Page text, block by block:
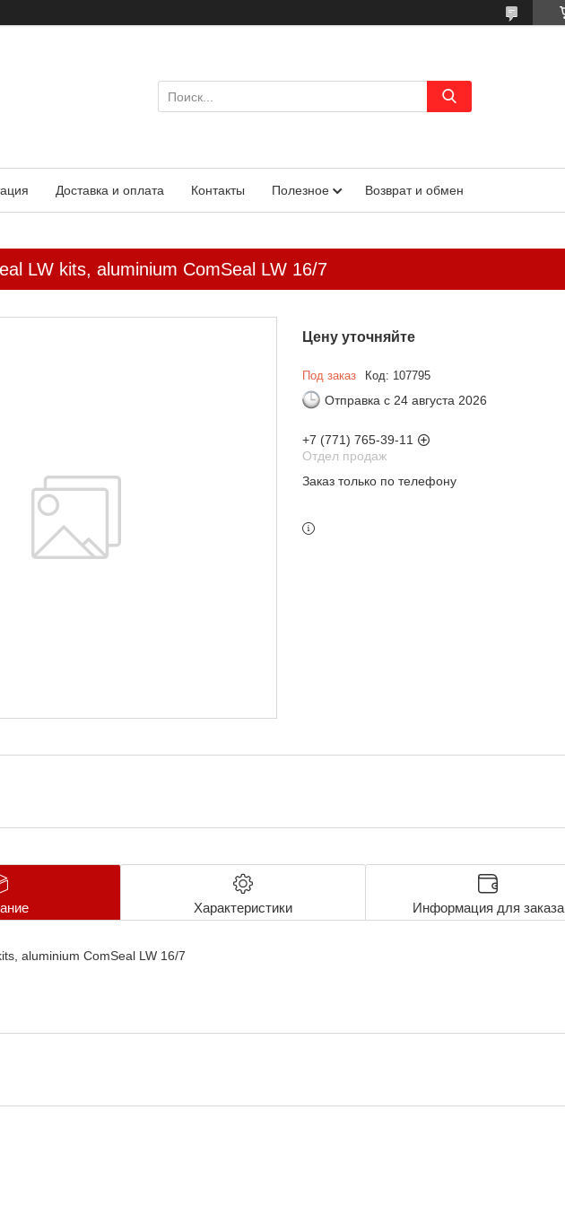
Доставка и оплата Контакты Полезное Возврат и обмен
LW kits, aluminium ComSeal LW 16/7
Цену уточняйте
Под заказ Код: 107795
Отправка с 24 августа 2026
+7 (771) 765-39-11
Отдел продаж
Заказ только по телефону
Характеристики Информация для заказа
aluminium ComSeal LW 16/7